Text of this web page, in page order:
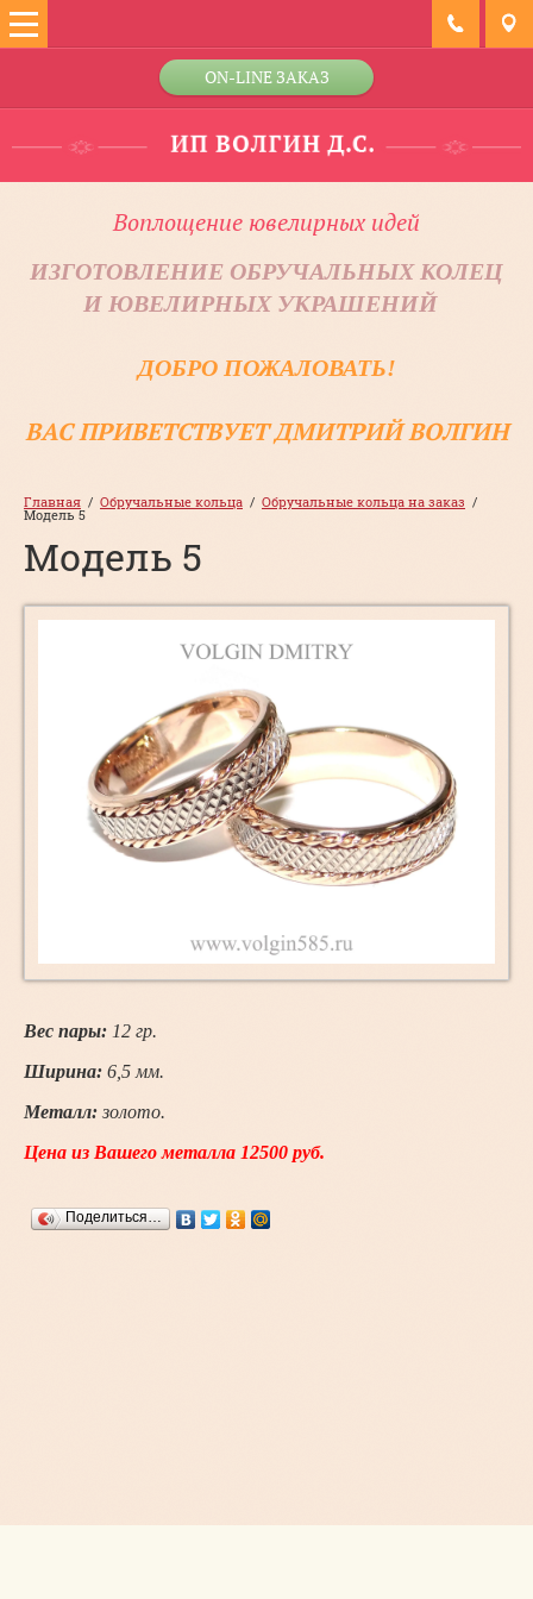
ON-LINE ЗАКАЗ
Воплощение ювелирных идей
ИЗГОТОВЛЕНИЕ ОБРУЧАЛЬНЫХ КОЛЕЦ
И ЮВЕЛИРНЫХ УКРАШЕНИЙ
ДОБРО ПОЖАЛОВАТЬ!
ВАС ПРИВЕТСТВУЕТ ДМИТРИЙ ВОЛГИН
Главная
  /
Обручальные кольца
  /
Обручальные кольца на заказ
  /
Модель 5
Модель 5
Вес пары: 12 гр.
Ширина: 6,5 мм.
Металл: золото.
Цена из Вашего металла 12500 руб.
Поделиться…